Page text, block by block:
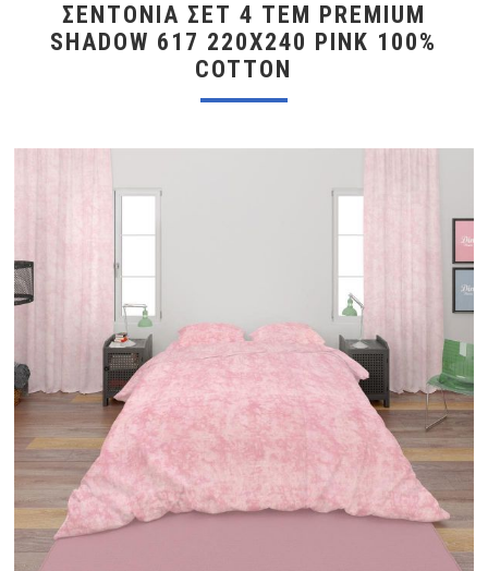
ΣΕΝΤΌΝΙΑ ΣΕΤ 4 ΤΕΜ PREMIUM
SHADOW 617 220X240 PINK 100%
COTTON